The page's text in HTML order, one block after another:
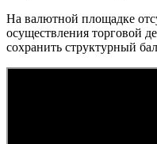
На валютной площадке
осуществления торговой
сохранить структурный